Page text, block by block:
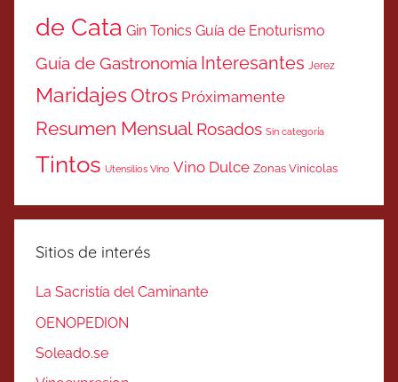
de Cata Gin Tonics Guía de Enoturismo
Guía de Gastronomía Interesantes Jerez
MaridajesOtros Próximamente
Resumen Mensual Rosados Sin categoría
Tintos Utensilios Vino Vino Dulce Zonas Vinicolas
Sitios de interés
La Sacristía del Caminante
OENOPEDION
Soleado.se